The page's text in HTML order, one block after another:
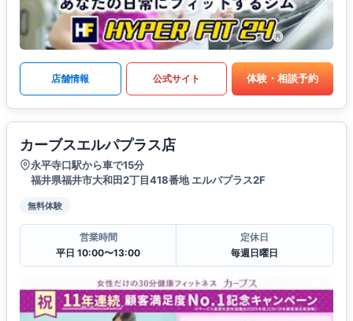
店舗情報 公式サイト 体験・相談予約
カーブスエルパプラス店
永平寺口駅から車で15分
福井県福井市大和田2丁目418番地 エルパプラス2F
無料体験
営業時間
平日 10:00〜13:00
定休日
毎週日曜日